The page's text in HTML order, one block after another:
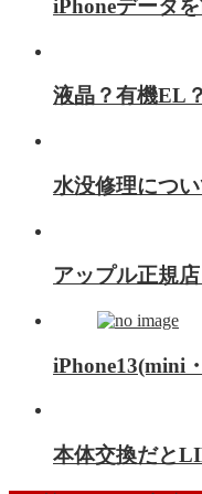
iPhoneデータ
液晶？有機EL
水没修理につ
アップル正規
iPhone13(mini
本体交換だと